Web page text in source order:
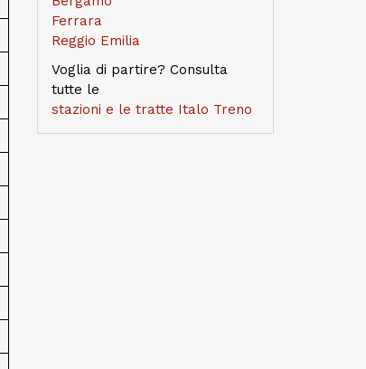
Ferrara
Reggio Emilia
Voglia di partire? Consulta
tutte le
stazioni e le tratte Italo Treno